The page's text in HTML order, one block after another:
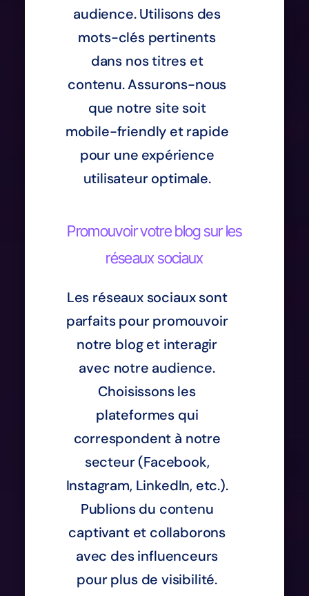
audience. Utilisons des
mots-clés pertinents
dans nos titres et
contenu. Assurons-nous
que notre site soit
mobile-friendly et rapide
pour une expérience
utilisateur optimale.
Promouvoir votre blog sur les
réseaux sociaux
Les réseaux sociaux sont
parfaits pour promouvoir
notre blog et interagir
avec notre audience.
Choisissons les
plateformes qui
correspondent à notre
secteur (Facebook,
Instagram, LinkedIn, etc.).
Publions du contenu
captivant et collaborons
avec des influenceurs
pour plus de visibilité.